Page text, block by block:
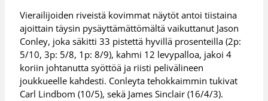
Vierailijoiden riveistä kovimmat näytöt antoi tiistaina
ajoittain täysin pysäyttämättömältä vaikuttanut Jason
Conley, joka säkitti 33 pistettä hyvillä prosenteilla (2p:
5/10, 3p: 5/8, 1p: 8/9), kahmi 12 levypalloa, jakoi 4
koriin johtanutta syöttöä ja riisti pelivälineen
joukkueelle kahdesti. Conleyta tehokkaimmin tukivat
Carl Lindbom (10/5), sekä James Sinclair (16/4/3).